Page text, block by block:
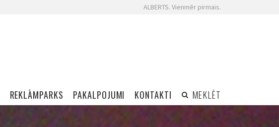
ALBERTS. Vienmēr pirmais.
REKLĀMPARKS PAKALPOJUMI KONTAKTI MEKLĒT